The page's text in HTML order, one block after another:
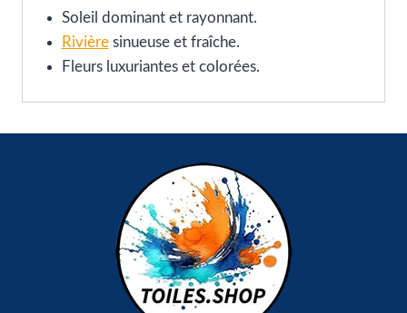
Soleil dominant et rayonnant.
Rivièresinueuse et fraîche.
Fleurs luxuriantes et colorées.